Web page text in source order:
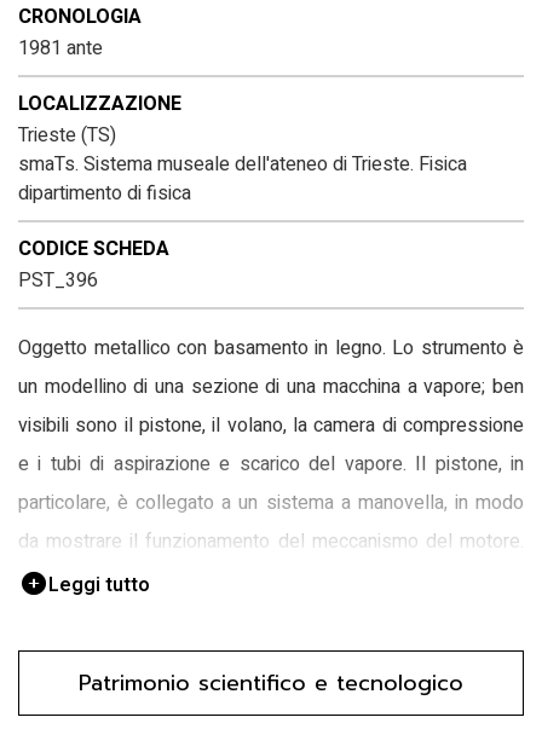
CRONOLOGIA
1981 ante
LOCALIZZAZIONE
Trieste (TS)
smaTs. Sistema museale dell'ateneo di Trieste. Fisica
dipartimento di fisica
CODICE SCHEDA
PST_396
Oggetto metallico con basamento in legno. Lo strumento è
un modellino di una sezione di una macchina a vapore; ben
visibili sono il pistone, il volano, la camera di compressione
e i tubi di aspirazione e scarico del vapore. Il pistone, in
particolare, è collegato a un sistema a manovella, in modo
da mostrare il funzionamento del meccanismo del motore.
Iscrizioni in tedesco, poste sul basamento in legno,
FUNZIONE
Mostrare il meccanismo di funzionamento di una macchina a
Leggi tutto
Patrimonio scientifico e tecnologico